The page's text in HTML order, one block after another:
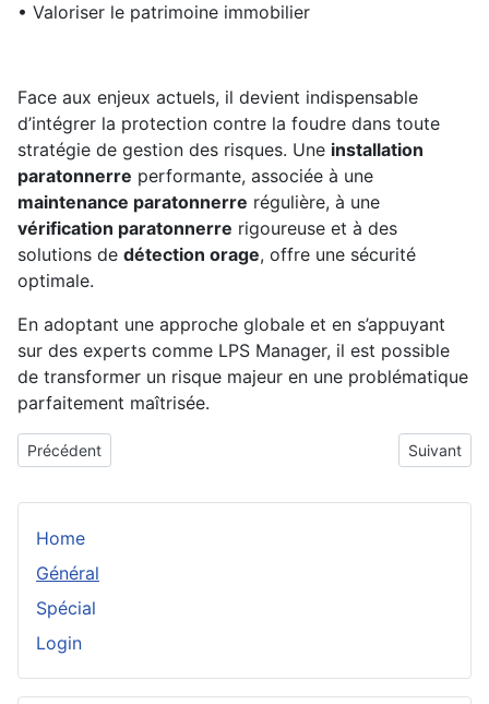
• Valoriser le patrimoine immobilier
Face aux enjeux actuels, il devient indispensable
d’intégrer la protection contre la foudre dans toute
stratégie de gestion des risques. Une installation
paratonnerre performante, associée à une
maintenance paratonnerre régulière, à une
vérification paratonnerre rigoureuse et à des
solutions de détection orage, offre une sécurité
optimale.
En adoptant une approche globale et en s’appuyant
sur des experts comme LPS Manager, il est possible
de transformer un risque majeur en une problématique
parfaitement maîtrisée.
Article précédent : Théâtre Avignon programme et comment
Précédent Article
Suivant
Home
Général
Spécial
Login